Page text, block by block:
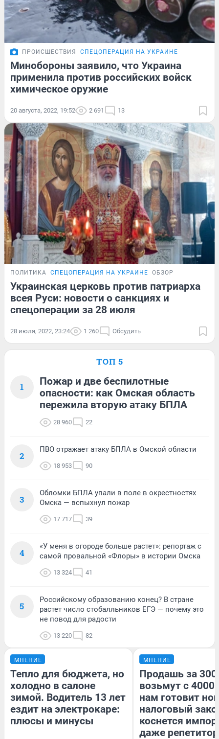
ПРОИСШЕСТВИЯ СПЕЦОПЕРАЦИЯ НА УКРАИНЕ
Минобороны заявило, что Украина
применила против российских войск
химическое оружие
20 августа, 2022, 19:52 2 691 13
ПОЛИТИКА СПЕЦОПЕРАЦИЯ НА УКРАИНЕ ОБЗОР
Украинская церковь против патриарха
всея Руси: новости о санкциях и
спецоперации за 28 июля
28 июля, 2022, 23:24 1 260 Обсудить
ТОП 5
1
Пожар и две беспилотные
опасности: как Омская область
пережила вторую атаку БПЛА
28 960 22
2
ПВО отражает атаку БПЛА в Омской области
18 953 90
3
Обломки БПЛА упали в поле в окрестностях
Омска — вспыхнул пожар
17 717 39
4
«У меня в огороде больше растет»: репортаж с
самой провальной «Флоры» в истории Омска
13 324 41
5
Российскому образованию конец? В стране
растет число стобалльников ЕГЭ — почему это
не повод для радости
13 220 82
МНЕНИЕ
Тепло для бюджета, но
холодно в салоне
зимой. Водитель 13 лет
ездит на электрокаре:
плюсы и минусы
МНЕНИЕ
Продашь за
возьмут с
нам готовит
налоговый
коснется
даже